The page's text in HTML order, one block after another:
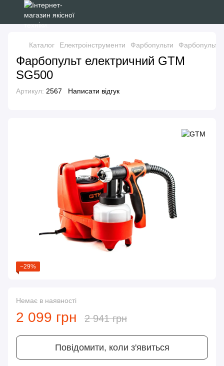
Каталог Електроінструменти Фарбопульти Фарбопульт
Фарбопульт електричний GTM
SG500
Артикул: 2567 Написати відгук
−29%
Немає в наявності
2 099 грн 2 941 грн
Повідомити, коли з'явиться